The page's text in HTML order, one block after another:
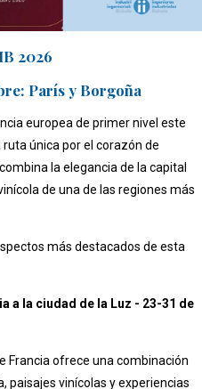
2026
París y Borgoña
europea de primer nivel este
única por el corazón de
la elegancia de la capital
de una de las regiones más
más destacados de esta
a la ciudad de la Luz - 23-31 de
Francia ofrece una combinación
paisajes vinícolas y experiencias